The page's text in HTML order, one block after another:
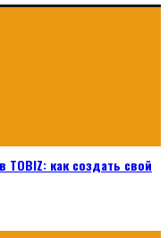
TOBIZ: как создать свой